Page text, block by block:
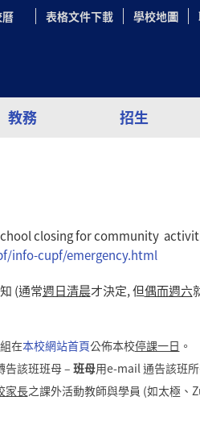
曆 表格文件下載 學校地圖
教務 招生
closing for community
info-cupf/emergency.html
(通常週日清晨才決定, 但偶而週六
在本校網站首頁公佈本校停課一日 。
告該班班母 – 班母用e-mail 通告該班所
家長之課外活動教師與學員 (如太極、